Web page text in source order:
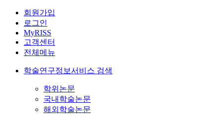
회원가입
로그인
MyRISS
고객센터
전체메뉴
학술연구정보서비스 검색
학위논문
국내학술논문
해외학술논문